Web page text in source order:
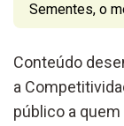
Sementes, o
Conteúdo
a
público a